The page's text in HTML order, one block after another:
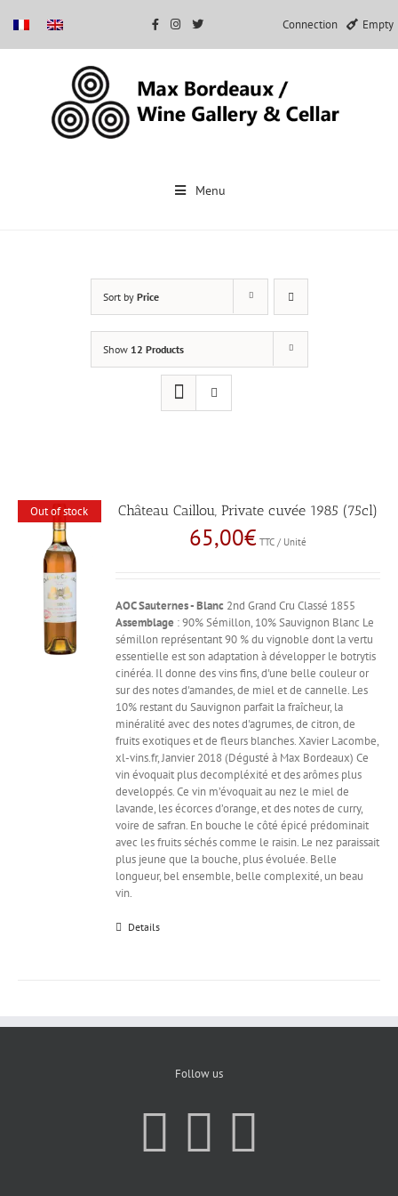
Connection Empty
Menu
Sort by Price
Show 12 Products
Out of stock Château Caillou, Private cuvée 1985 (75cl)
65,00€ TTC / Unité
AOC Sauternes - Blanc 2nd Grand Cru Classé 1855
Assemblage : 90% Sémillon, 10% Sauvignon Blanc Le
sémillon représentant 90 % du vignoble dont la vertu
essentielle est son adaptation à développer le botrytis
cinéréa. Il donne des vins fins, d'une belle couleur or
sur des notes d'amandes, de miel et de cannelle. Les
10% restant du Sauvignon parfait la fraîcheur, la
minéralité avec des notes d'agrumes, de citron, de
fruits exotiques et de fleurs blanches. Xavier Lacombe,
xl-vins.fr, Janvier 2018 (Dégusté à Max Bordeaux) Ce
vin évoquait plus decompléxité et des arômes plus
developpés. Ce vin m’évoquait au nez le miel de
lavande, les écorces d’orange, et des notes de curry,
voire de safran. En bouche le côté épicé prédominait
avec les fruits séchés comme le raisin. Le nez paraissait
plus jeune que la bouche, plus évoluée. Belle
longueur, bel ensemble, belle complexité, un beau
vin.
Details
Follow us